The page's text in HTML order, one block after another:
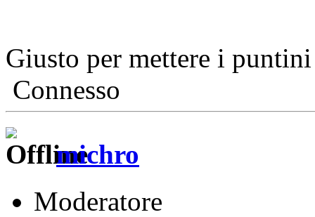
Giusto per mettere i
Connesso
michro
Moderatore